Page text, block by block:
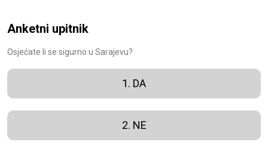
Anketni upitnik
Osjećate li se sigurno u Sarajevu?
1. DA
2. NE